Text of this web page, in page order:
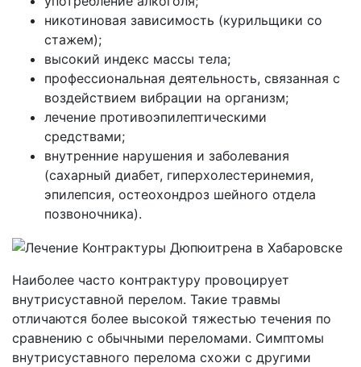
никотиновая зависимость (курильщики со
стажем);
высокий индекс массы тела;
профессиональная деятельность, связанная с
воздействием вибрации на организм;
лечение противоэпилептическими
средствами;
внутренние нарушения и заболевания
(сахарный диабет, гиперхолестеринемия,
эпилепсия, остеохондроз шейного отдела
позвоночника).
Наиболее часто контрактуру провоцирует
внутрисуставной перелом. Такие травмы
отличаются более высокой тяжестью течения по
сравнению с обычными переломами. Симптомы
внутрисуставного перелома схожи с другими